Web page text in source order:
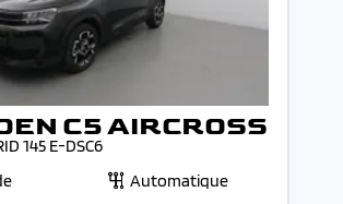
C5 AIRCROSS
145 E-DSC6
Automatique